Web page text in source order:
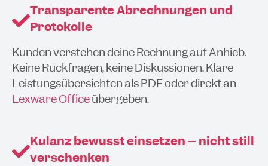
Transparente Abrechnungen und
Protokolle
Kunden verstehen deine Rechnung auf Anhieb.
Keine Rückfragen, keine Diskussionen. Klare
Leistungsübersichten als PDF oder direkt an
Lexware Officeübergeben.
Kulanz bewusst einsetzen – nicht still
verschenken